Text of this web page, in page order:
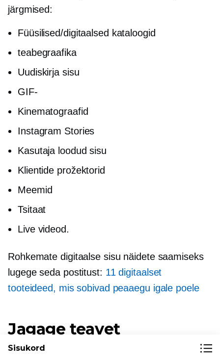
järgmised:
Füüsilised/digitaalsed kataloogid
teabegraafika
Uudiskirja sisu
GIF-
Kinematograafid
Instagram Stories
Kasutaja loodud sisu
Klientide prožektorid
Meemid
Tsitaat
Live videod.
Rohkemate digitaalse sisu näidete saamiseks
lugege seda postitust: 11 digitaalset
tooteideed, mis sobivad peaaegu igale poele
Jagage teavet
Veebipoe sisustrateegiat kavandades seadke
Sisukord